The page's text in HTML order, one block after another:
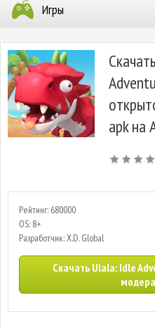
Игры
apk на
Рейтинг: 680000
OS: 8+
Разработчик: X.D. Global
Скачать Ulala: Idle